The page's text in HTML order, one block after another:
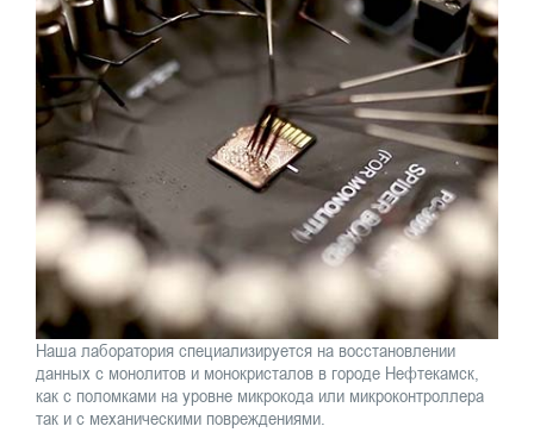
Наша лаборатория специализируется на восстановлении
данных с монолитов и монокристалов в городе Нефтекамск,
как с поломками на уровне микрокода или микроконтроллера
так и с механическими повреждениями.